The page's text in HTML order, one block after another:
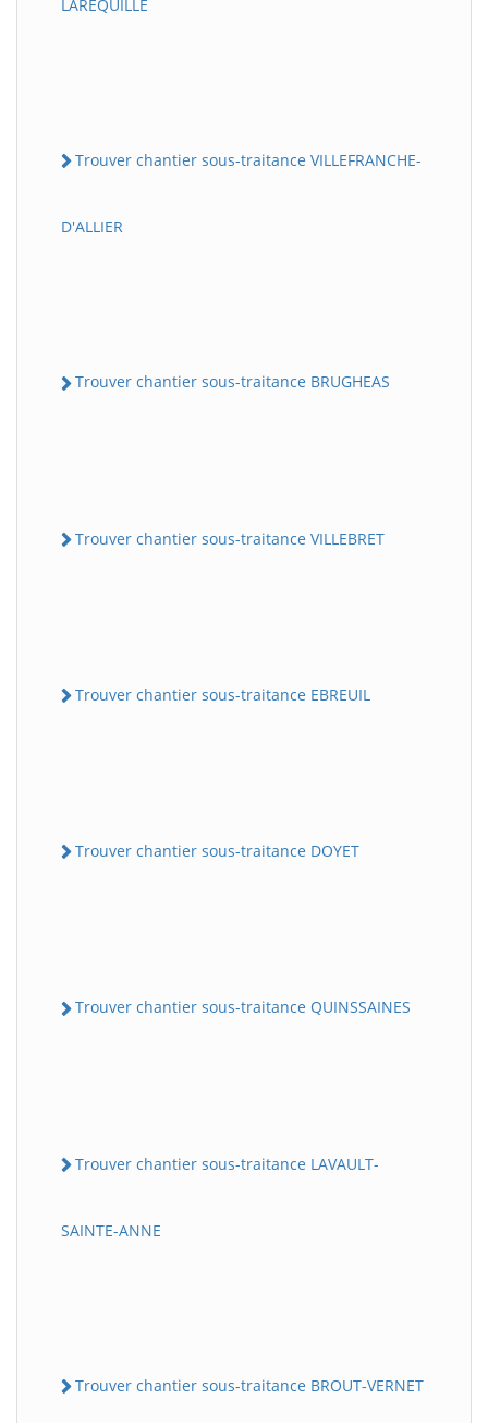
LAREQUILLE
Trouver chantier sous-traitance VILLEFRANCHE-
D'ALLIER
Trouver chantier sous-traitance BRUGHEAS
Trouver chantier sous-traitance VILLEBRET
Trouver chantier sous-traitance EBREUIL
Trouver chantier sous-traitance DOYET
Trouver chantier sous-traitance QUINSSAINES
Trouver chantier sous-traitance LAVAULT-
SAINTE-ANNE
Trouver chantier sous-traitance BROUT-VERNET